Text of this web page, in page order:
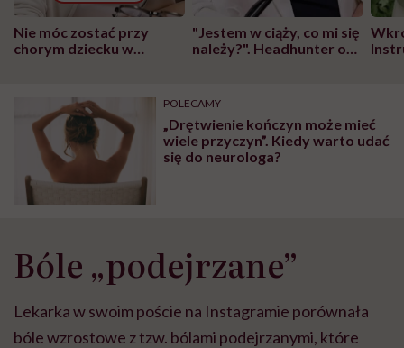
Nie móc zostać przy
chorym dziecku w
może chyba tylko
głupota i brak
wyobraźni"
"Jestem w ciąży, co mi się
należy?". Headhunter o
pracy
POLECAMY
„Drętwienie kończyn może mieć
wiele przyczyn”. Kiedy warto udać
się do neurologa?
Bóle „podejrzane”
Lekarka w swoim poście na Instagramie porównała
bóle wzrostowe z tzw. bólami podejrzanymi, które